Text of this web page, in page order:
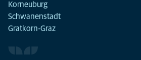
Korneuburg
Schwanenstadt
Gratkorn-Graz